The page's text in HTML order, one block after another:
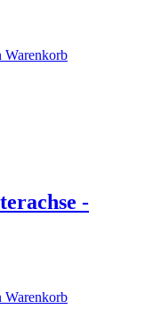
Warenkorb
-
Warenkorb